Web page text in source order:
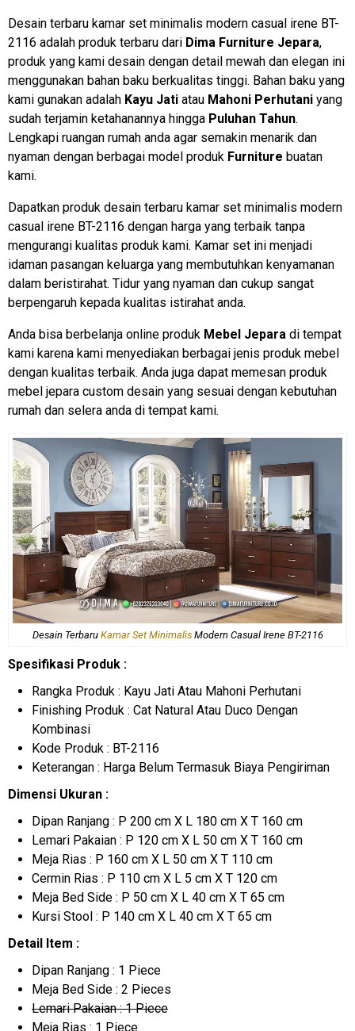
Desain terbaru kamar set minimalis modern casual irene BT-
2116 adalah produk terbaru dari Dima Furniture Jepara,
produk yang kami desain dengan detail mewah dan elegan ini
menggunakan bahan baku berkualitas tinggi. Bahan baku yang
kami gunakan adalah Kayu Jati atau Mahoni Perhutani yang
sudah terjamin ketahanannya hingga Puluhan Tahun.
Lengkapi ruangan rumah anda agar semakin menarik dan
nyaman dengan berbagai model produk Furniture buatan
kami.
Dapatkan produk desain terbaru kamar set minimalis modern
casual irene BT-2116 dengan harga yang terbaik tanpa
mengurangi kualitas produk kami. Kamar set ini menjadi
idaman pasangan keluarga yang membutuhkan kenyamanan
dalam beristirahat. Tidur yang nyaman dan cukup sangat
berpengaruh kepada kualitas istirahat anda.
Anda bisa berbelanja online produk Mebel Jepara di tempat
kami karena kami menyediakan berbagai jenis produk mebel
dengan kualitas terbaik. Anda juga dapat memesan produk
mebel jepara custom desain yang sesuai dengan kebutuhan
rumah dan selera anda di tempat kami.
Desain TerbaruKamar Set MinimalisModern Casual Irene BT-2116
Spesifikasi Produk :
Rangka Produk : Kayu Jati Atau Mahoni Perhutani
Finishing Produk : Cat Natural Atau Duco Dengan
Kombinasi
Kode Produk : BT-2116
Keterangan : Harga Belum Termasuk Biaya Pengiriman
Dimensi Ukuran :
Dipan Ranjang : P 200 cm X L 180 cm X T 160 cm
Lemari Pakaian : P 120 cm X L 50 cm X T 160 cm
Meja Rias : P 160 cm X L 50 cm X T 110 cm
Cermin Rias : P 110 cm X L 5 cm X T 120 cm
Meja Bed Side : P 50 cm X L 40 cm X T 65 cm
Kursi Stool : P 140 cm X L 40 cm X T 65 cm
Detail Item :
Dipan Ranjang : 1 Piece
Meja Bed Side : 2 Pieces
Lemari Pakaian : 1 Piece
Meja Rias : 1 Piece